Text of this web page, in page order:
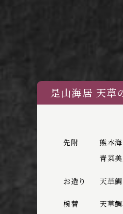
是山海居 天草
先附
熊本
青菜
お造り 天草
椀替 天草